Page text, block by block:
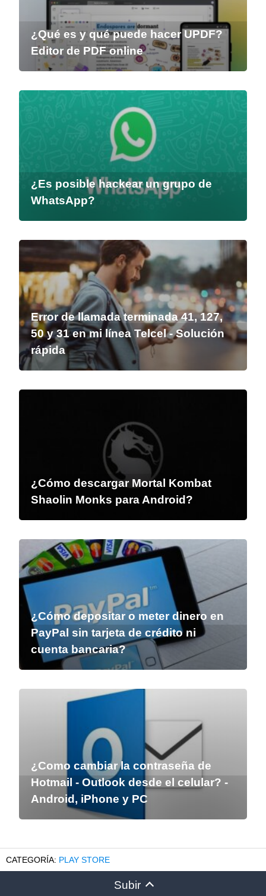
¿Qué es y qué puede hacer UPDF?
Editor de PDF online
¿Es posible hackear un grupo de
WhatsApp?
Error de llamada terminada 41, 127,
50 y 31 en mi línea Telcel - Solución
rápida
¿Cómo descargar Mortal Kombat
Shaolin Monks para Android?
¿Cómo depositar o meter dinero en
PayPal sin tarjeta de crédito ni
cuenta bancaria?
¿Como cambiar la contraseña de
Hotmail - Outlook desde el celular? -
Android, iPhone y PC
PLAY STORE
Subir